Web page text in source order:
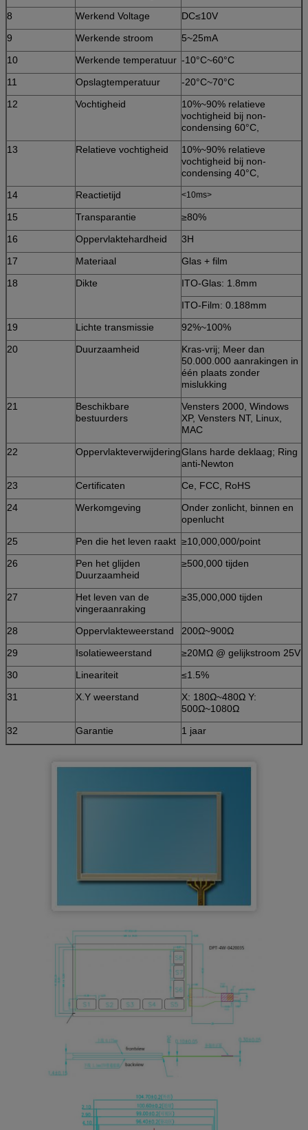
8
Werkend Voltage
DC≤10V
9
Werkende stroom
5~25mA
10
Werkende temperatuur -10°C~60°C
11
Opslagtemperatuur
-20°C~70°C
12
Vochtigheid
10%~90% relatieve
vochtigheid bij non-
condensing 60°C,
13
Relatieve vochtigheid
10%~90% relatieve
vochtigheid bij non-
condensing 40°C,
14
Reactietijd <10ms>
15 Transparantie
≥80%
16
Oppervlaktehardheid
3H
17
Materiaal
Glas + film
18
Dikte
ITO-Glas: 1.8mm
ITO-Film: 0.188mm
19
Lichte transmissie
92%~100%
20
Duurzaamheid
Kras-vrij; Meer dan
50.000.000 aanrakingen in
één plaats zonder
mislukking
21
Beschikbare
bestuurders
Vensters 2000, Windows
XP, Vensters NT, Linux,
MAC
22
OppervlakteverwijderingGlans harde deklaag; Ring
anti-Newton
23
Certificaten
Ce, FCC, RoHS
24
Werkomgeving
Onder zonlicht, binnen en
openlucht
25
Pen die het leven raakt ≥10,000,000/point
26
Pen het glijden
Duurzaamheid
≥500,000 tijden
27
Het leven van de
vingeraanraking
≥35,000,000 tijden
28 Oppervlakteweerstand
200Ω~900Ω
29
Isolatieweerstand
≥20MΩ @ gelijkstroom 25V
30
Lineariteit
≤1.5%
31
X.Y weerstand
X: 180Ω~480Ω Y:
500Ω~1080Ω
32
Garantie 1 jaar